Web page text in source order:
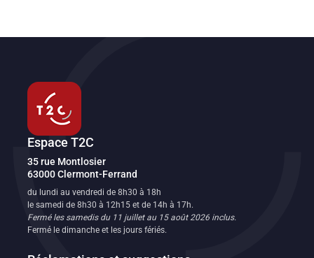
Espace T2C
Transport en commun de l'agglomération clermontoise
35 rue Montlosier
63000Clermont-Ferrand
du lundi au vendredi de 8h30 à 18h
le samedi de 8h30 à 12h15 et de 14h à 17h.
Fermé les samedis du 11 juillet au 15 août 2026 inclus.
Fermé le dimanche et les jours fériés.